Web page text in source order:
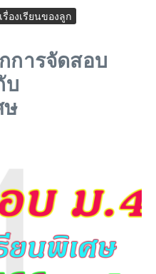
เรื่องเรียนของลูก
การจัดสอบ
บ
ษ